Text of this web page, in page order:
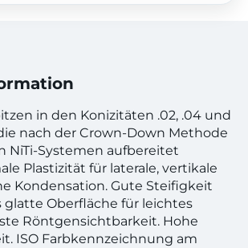
in den Konizitäten .02, .04 und
nach der Crown-Down Methode
NiTi-Systemen aufbereitet
Plastizität für laterale, vertikale
Kondensation. Gute Steifigkeit
glatte Oberfläche für leichtes
Röntgensichtbarkeit. Hohe
ISO Farbkennzeichnung am